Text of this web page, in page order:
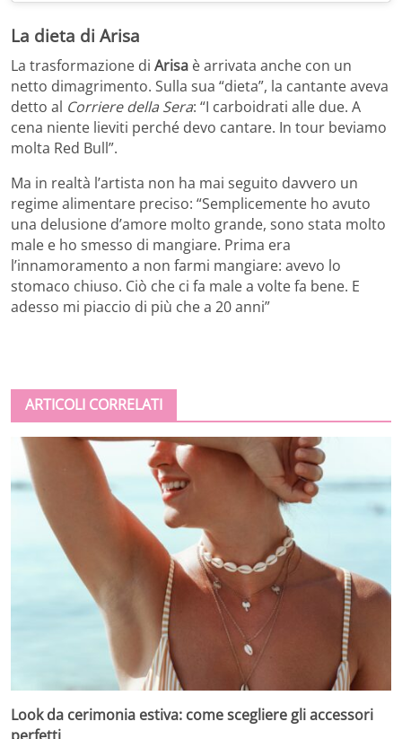
La dieta di Arisa
La trasformazione di Arisa è arrivata anche con un
netto dimagrimento. Sulla sua “dieta”, la cantante aveva
detto al Corriere della Sera: “I carboidrati alle due. A
cena niente lieviti perché devo cantare. In tour beviamo
molta Red Bull”.
Ma in realtà l’artista non ha mai seguito davvero un
regime alimentare preciso: “Semplicemente ho avuto
una delusione d’amore molto grande, sono stata molto
male e ho smesso di mangiare. Prima era
l’innamoramento a non farmi mangiare: avevo lo
stomaco chiuso. Ciò che ci fa male a volte fa bene. E
adesso mi piaccio di più che a 20 anni”
ARTICOLI CORRELATI
Look da cerimonia estiva: come scegliere gli accessori